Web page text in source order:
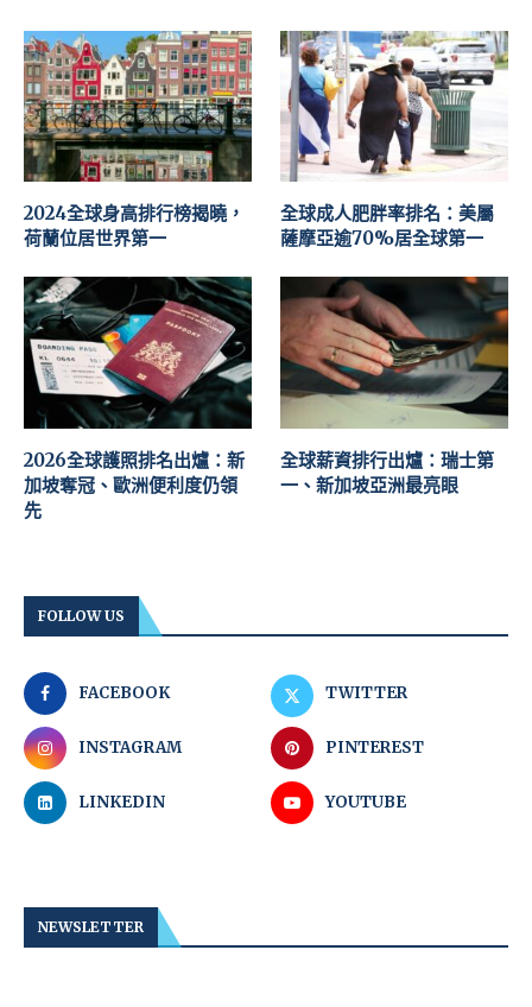
2024全球身高排行榜揭曉，
荷蘭位居世界第一
全球成人肥胖率排名：美屬
薩摩亞逾70%居全球第一
2026全球護照排名出爐：新
加坡奪冠、歐洲便利度仍領
先
全球薪資排行出爐：瑞士第
一、新加坡亞洲最亮眼
FOLLOW US
FACEBOOK TWITTER
INSTAGRAM PINTEREST
LINKEDIN YOUTUBE
NEWSLETTER